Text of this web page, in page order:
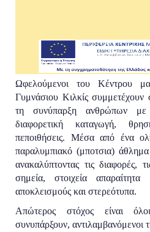
Ωφελούμενοι του Κέντρου
Γυμνάσιου Κιλκίς
τη συνύπαρξη ανθρώπων
διαφορετική καταγωγή,
πεποιθήσεις. Μέσα από ένα
παραλυμπιακό (μποτσια)
ανακαλύπτοντας τις διαφορές,
σημεία, στοιχεία απαραίτητα
αποκλεισμούς και στερεότυπα.
Απώτερος στόχος είναι
συνυπάρξουν, αντιλαμβανόμενοι